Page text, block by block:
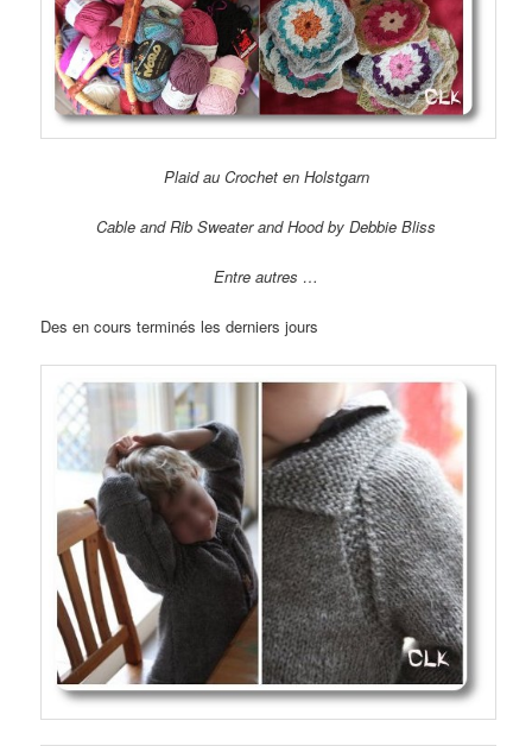
Plaid au Crochet en Holstgarn
Cable and Rib Sweater and Hood by Debbie Bliss
Entre autres …
Des en cours terminés les derniers jours